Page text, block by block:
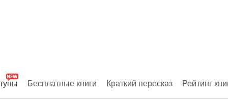
Бесплатные книги Краткий пересказ Рейтинг